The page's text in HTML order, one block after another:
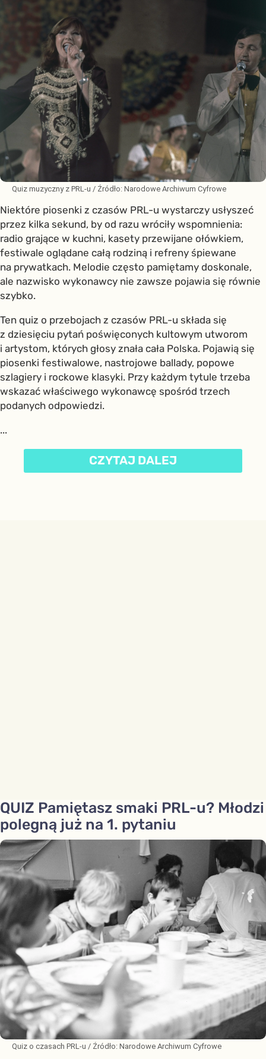
Quiz muzyczny z PRL-u / Źródło: Narodowe Archiwum Cyfrowe
Niektóre piosenki z czasów PRL-u wystarczy usłyszeć
przez kilka sekund, by od razu wróciły wspomnienia:
radio grające w kuchni, kasety przewijane ołówkiem,
festiwale oglądane całą rodziną i refreny śpiewane
na prywatkach. Melodie często pamiętamy doskonale,
ale nazwisko wykonawcy nie zawsze pojawia się równie
szybko.
Ten quiz o przebojach z czasów PRL-u składa się
z dziesięciu pytań poświęconych kultowym utworom
i artystom, których głosy znała cała Polska. Pojawią się
piosenki festiwalowe, nastrojowe ballady, popowe
szlagiery i rockowe klasyki. Przy każdym tytule trzeba
wskazać właściwego wykonawcę spośród trzech
podanych odpowiedzi.
...
CZYTAJ DALEJ
QUIZ Pamiętasz smaki PRL-u? Młodzi
polegną już na 1. pytaniu
Quiz o czasach PRL-u / Źródło: Narodowe Archiwum Cyfrowe